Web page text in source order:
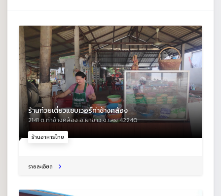
ร้านอาหารไทย
ร้านก๋วยเตี๋ยวแซบเวอร์ท่าช้างคล้อง
2141 ต.ท่าช้างคล้อง อ.ผาขาว จ.เลย 42240
รายละเอียด